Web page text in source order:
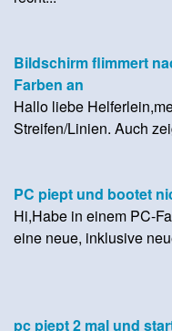
Bildschirm flimmert
Farben an
Hallo liebe
Streifen/Linien. Auch
PC piept und bootet
Hi,Habe in einem PC-
eine neue, inklusive
pc piept 2 mal und